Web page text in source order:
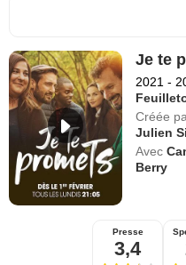
Je te
2021 -
Créée
Julien
Avec
Berry
Presse
3,4